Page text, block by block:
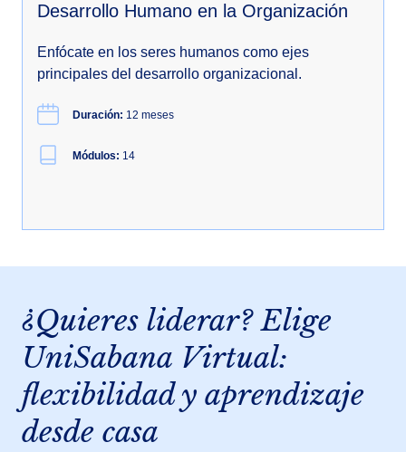
Desarrollo Humano en la Organización
Enfócate en los seres humanos como ejes
principales del desarrollo organizacional.
Duración: 12 meses
Módulos: 14
¿Quieres liderar? Elige
UniSabana Virtual:
flexibilidad y aprendizaje
desde casa